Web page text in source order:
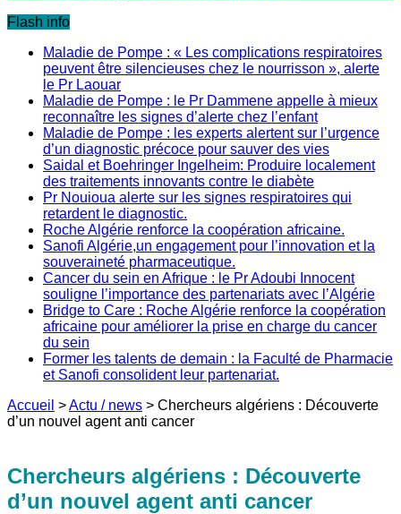
Flash info
Maladie de Pompe : « Les complications respiratoires
peuvent être silencieuses chez le nourrisson », alerte
le Pr Laouar
Maladie de Pompe : le Pr Dammene appelle à mieux
reconnaître les signes d’alerte chez l’enfant
Maladie de Pompe : les experts alertent sur l’urgence
d’un diagnostic précoce pour sauver des vies
Saidal et Boehringer Ingelheim: Produire localement
des traitements innovants contre le diabète
Pr Nouioua alerte sur les signes respiratoires qui
retardent le diagnostic.
Roche Algérie renforce la coopération africaine.
Sanofi Algérie,un engagement pour l’innovation et la
souveraineté pharmaceutique.
Cancer du sein en Afrique : le Pr Adoubi Innocent
souligne l’importance des partenariats avec l’Algérie
Bridge to Care : Roche Algérie renforce la coopération
africaine pour améliorer la prise en charge du cancer
du sein
Former les talents de demain : la Faculté de Pharmacie
et Sanofi consolident leur partenariat.
Accueil >Actu / news > Chercheurs algériens : Découverte
d’un nouvel agent anti cancer
Chercheurs algériens : Découverte
d’un nouvel agent anti cancer